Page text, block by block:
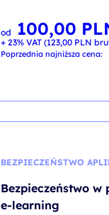
od
Pierwotna
cena
wynosiła:
290,00 PLN.
100,00
Aktualna
cena
wynosi:
100,00 PLN.
+ 23% VAT (123,00 PLN
Poprzednia najniższa cena:
BEZPIECZEŃSTWO
Bezpieczeństwo
e-learning